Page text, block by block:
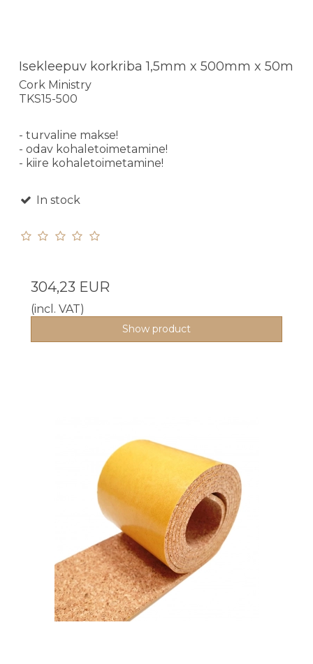
Isekleepuv korkriba 1,5mm x 500mm x 50m
Cork Ministry
TKS15-500
- turvaline makse!
- odav kohaletoimetamine!
- kiire kohaletoimetamine!
In stock
304,23 EUR
(incl. VAT)
Show product